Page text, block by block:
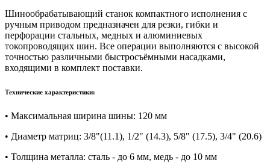
Шинообрабатывающий станок компактного исполнения с
ручным приводом предназначен для резки, гибки и
перфорации стальных, медных и алюминиевых
токопроводящих шин. Все операции выполняются с высокой
точностью различными быстросъёмными насадками,
входящими в комплект поставки.
Технические характеристики:
• Максимальная ширина шины: 120 мм
• Диаметр матриц: 3/8"(11.1), 1/2" (14.3), 5/8" (17.5), 3/4" (20.6)
• Толщина металла: сталь - до 6 мм, медь - до 10 мм